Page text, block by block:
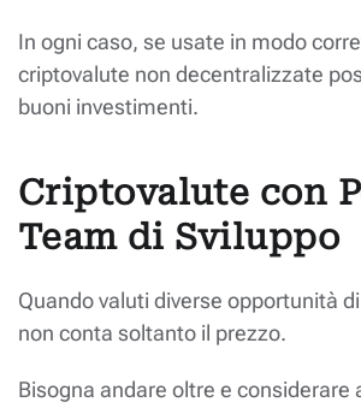
In ogni caso, se usate in modo
criptovalute non decentralizzate
buoni investimenti.
Criptovalute con
Team di Sviluppo
Quando valuti diverse opportunità
non conta soltanto il prezzo.
Bisogna andare oltre e considerare